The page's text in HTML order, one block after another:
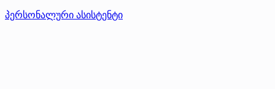
პერსონალური ასისტენტი